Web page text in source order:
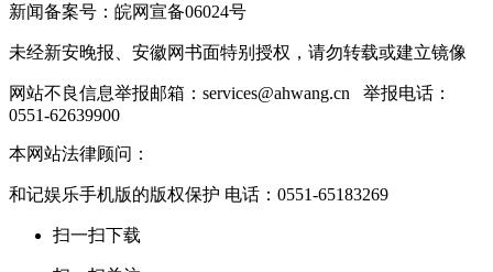
新闻备案号：皖网宣备06024号
未经新安晚报、安徽网书面特别授权，请勿转载或建立镜像
网站不良信息举报邮箱： services@ahwang.cn 举报电话：
0551-62639900
本网站法律顾问：
和记娱乐手机版的版权保护 电话：0551-65183269
扫一扫下载